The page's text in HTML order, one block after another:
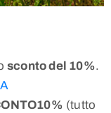
sconto del 10%.
(tutto